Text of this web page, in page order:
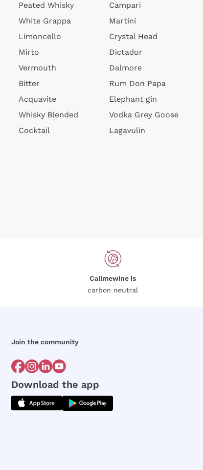
Peated Whisky
White Grappa
Limoncello
Mirto
Vermouth
Bitter
Acquavite
Whisky Blended
Cocktail
Campari
Martini
Crystal Head
Dictador
Dalmore
Rum Don Papa
Elephant gin
Vodka Grey Goose
Lagavulin
Callmewine is
carbon neutral
Join the community
Download the app